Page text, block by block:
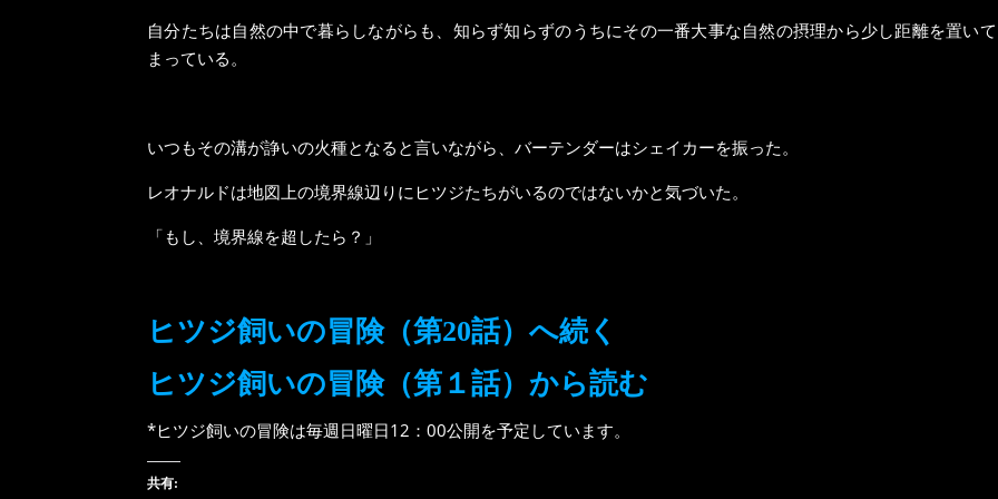
自分たちは自然の中で暮らしながらも、知らず知らずのうちにその一番大事な自然の摂理から少し距離を置い
まっている。
いつもその溝が諍いの火種となると言いながら、バーテンダーはシェイカーを振った。
レオナルドは地図上の境界線辺りにヒツジたちがいるのではないかと気づいた。
「もし、境界線を超したら？」
ヒツジ飼いの冒険（第20話）へ続く
ヒツジ飼いの冒険（第１話）から読む
*ヒツジ飼いの冒険は毎週日曜日12：00公開を予定しています。
共有: